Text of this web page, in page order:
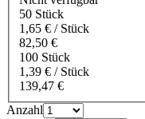
50 Stück
1,65 € / Stück
82,50 €
100 Stück
1,39 € / Stück
139,47 €
Anzahl